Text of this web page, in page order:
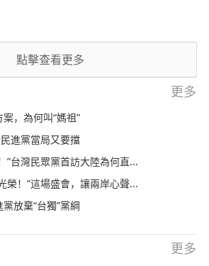
上了同祖國內地優勢互補、共同發展的寬
程鑄就又一個歷史豐碑。
點擊查看更多
更多
，為何叫“媽祖”
進黨當局又要擋
”台灣民眾黨首訪大陸為何直...
榮！”這場盛會，讓兩岸心聲...
放棄“台獨”黨綱
更多